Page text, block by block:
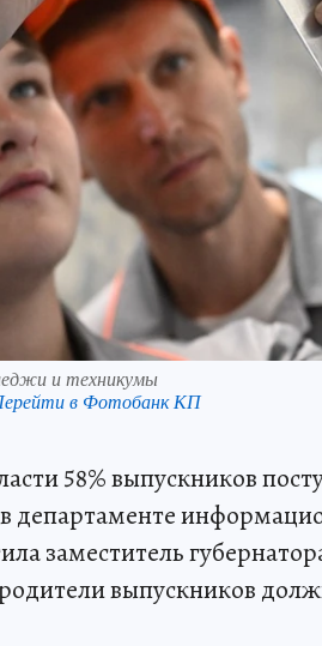
и техникумы
в Фотобанк КП
58% выпускников
департаменте
заместитель
выпускников